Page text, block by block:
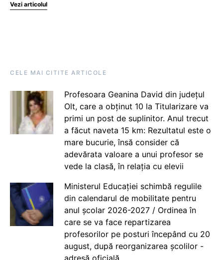
Vezi articolul
CELE MAI CITITE ARTICOLE
Profesoara Geanina David din județul
Olt, care a obținut 10 la Titularizare va
primi un post de suplinitor. Anul trecut
a făcut naveta 15 km: Rezultatul este o
mare bucurie, însă consider că
adevărata valoare a unui profesor se
vede la clasă, în relația cu elevii
Ministerul Educației schimbă regulile
din calendarul de mobilitate pentru
anul școlar 2026-2027 / Ordinea în
care se va face repartizarea
profesorilor pe posturi începând cu 20
august, după reorganizarea școlilor -
adresă oficială